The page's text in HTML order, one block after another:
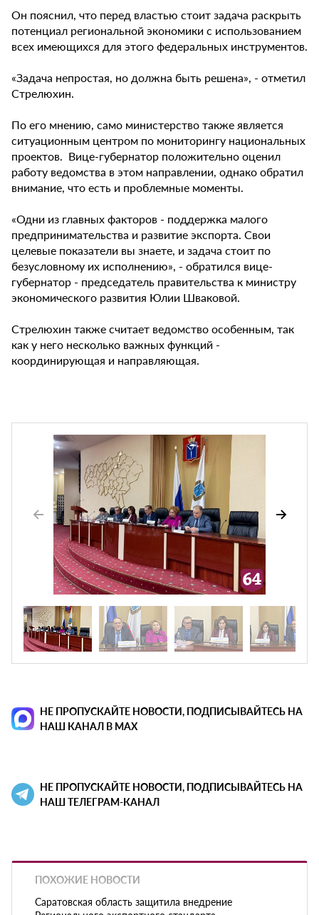
Он пояснил, что перед властью стоит задача раскрыть
потенциал региональной экономики с использованием
всех имеющихся для этого федеральных инструментов.
«Задача непростая, но должна быть решена», - отметил
Стрелюхин.
По его мнению, само министерство также является
ситуационным центром по мониторингу национальных
проектов. Вице-губернатор положительно оценил
работу ведомства в этом направлении, однако обратил
внимание, что есть и проблемные моменты.
«Одни из главных факторов - поддержка малого
предпринимательства и развитие экспорта. Свои
целевые показатели вы знаете, и задача стоит по
безусловному их исполнению», - обратился вице-
губернатор - председатель правительства к министру
экономического развития Юлии Шваковой.
Стрелюхин также считает ведомство особенным, так
как у него несколько важных функций -
координирующая и направляющая.
НЕ ПРОПУСКАЙТЕ НОВОСТИ, ПОДПИСЫВАЙТЕСЬ НА
НАШ КАНАЛ В MAX
НЕ ПРОПУСКАЙТЕ НОВОСТИ, ПОДПИСЫВАЙТЕСЬ НА
НАШ ТЕЛЕГРАМ-КАНАЛ
ПОХОЖИЕ НОВОСТИ
Саратовская область защитила внедрение